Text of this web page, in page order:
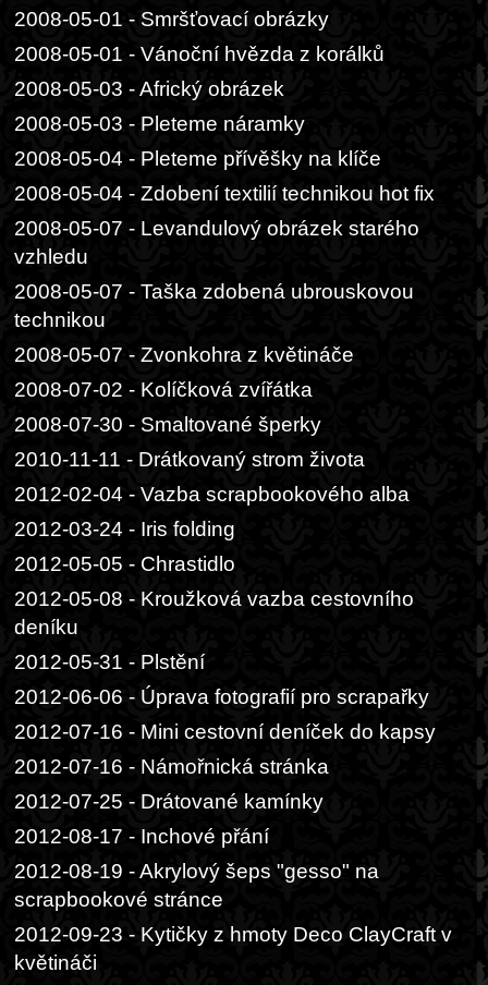
2008-05-01 - Smršťovací obrázky
2008-05-01 - Vánoční hvězda z korálků
2008-05-03 - Africký obrázek
2008-05-03 - Pleteme náramky
2008-05-04 - Pleteme přívěšky na klíče
2008-05-04 - Zdobení textilií technikou hot fix
2008-05-07 - Levandulový obrázek starého
vzhledu
2008-05-07 - Taška zdobená ubrouskovou
technikou
2008-05-07 - Zvonkohra z květináče
2008-07-02 - Kolíčková zvířátka
2008-07-30 - Smaltované šperky
2010-11-11 - Drátkovaný strom života
2012-02-04 - Vazba scrapbookového alba
2012-03-24 - Iris folding
2012-05-05 - Chrastidlo
2012-05-08 - Kroužková vazba cestovního
deníku
2012-05-31 - Plstění
2012-06-06 - Úprava fotografií pro scrapařky
2012-07-16 - Mini cestovní deníček do kapsy
2012-07-16 - Námořnická stránka
2012-07-25 - Drátované kamínky
2012-08-17 - Inchové přání
2012-08-19 - Akrylový šeps "gesso" na
scrapbookové stránce
2012-09-23 - Kytičky z hmoty Deco ClayCraft v
květináči